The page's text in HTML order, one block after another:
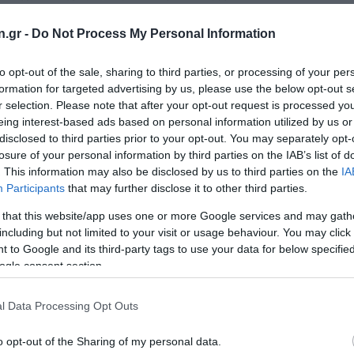
- Do Not Process My Personal Information
opt-out of the sale, sharing to third parties, or processing of your
for targeted advertising by us, please use the below opt-out
selection. Please note that after your opt-out request is processed
interest-based ads based on personal information utilized by us
to third parties prior to your opt-out. You may separately
of your personal information by third parties on the IAB’s list of
This information may also be disclosed by us to third parties on the
Participants that may further disclose it to other third parties.
that this website/app uses one or more Google services and may
but not limited to your visit or usage behaviour. You may
to Google and its third-party tags to use your data for below
consent section.
Data Processing Opt Outs
opt-out of the Sharing of my personal data.
του οπτικού πεδίου περιφερειακά και μόνο
ασθενής ότι έχει πρόβλημα, θα έχει χάσει σημαντικό
του Οφθαλμολογικού Ινστιτούτου LaserVision
Οφθαλμολογίας στο Πανεπιστήμιο της Νέας
Ακαδημία Οφθαλμολογίας (ISRS/ΑΑΟ).
νόσο των ηλικιωμένων, στη Δύση αποτελεί
περιπτώσεων η διάγνωση γίνεται σε ηλικία 45-55
τογλαύκωμα των ενηλίκων διαγνωστεί νωρίς, συνήθως
επεμβάσεις με λέιζερ ή με νυστέρι, ένθεση
έχουν δείξει ότι με την έγκαιρη διάγνωση και